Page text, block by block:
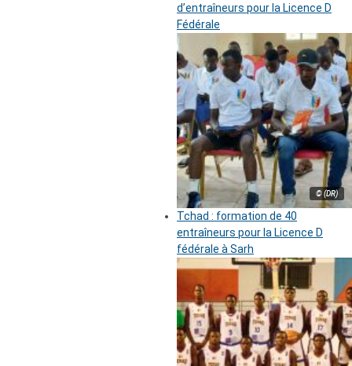
d’entraîneurs pour la Licence D
Fédérale
© (DR)
Tchad : formation de 40
entraîneurs pour la Licence D
fédérale à Sarh